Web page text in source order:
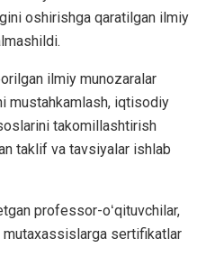
oshirishga qaratilgan ilmiy
ilmiy munozaralar
mustahkamlash, iqtisodiy
takomillashtirish
taklif va tavsiyalar ishlab
professor-oʻqituvchilar,
sertifikatlar